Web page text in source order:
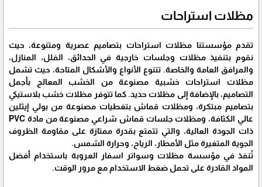
مظلات استراحات
تقدم مؤسستنا مظلات استراحات بتصاميم عصرية ومتنوعة، حيث
نقوم بتنفيذ مظلات وجلسات خارجية في الحدائق، الفلل، المنازل،
والمرافق العامة والخاصة. تتنوع الأنواع والأشكال المتاحة، حيث تشمل
مظلات استراحات خشبية مصنوعة من الخشب المعالج بأجمل
التصاميم، بالإضافة إلى مظلات حديد. كما تتوفر مظلات خشب بلاستيكي
بتصاميم مبتكرة، ومظلات قماش بتغطيات مصنوعة من بولي إيثلين
عالي الكثافة، ومظلات جلسات قماش شراعي مصنوعة من مادة PVC
ذات الجودة العالية، والتي تتمتع بقدرة ممتازة على مقاومة الظروف
الجوية المتغيرة مثل الأمطار، الرياح، وحرارة الشمس.
تُنفذ في مؤسسة مظلات وسواتر اسفار العروبة باستخدام أفضل
المواد القادرة على تحمل ضغط الاستخدام مع مرور الوقت.